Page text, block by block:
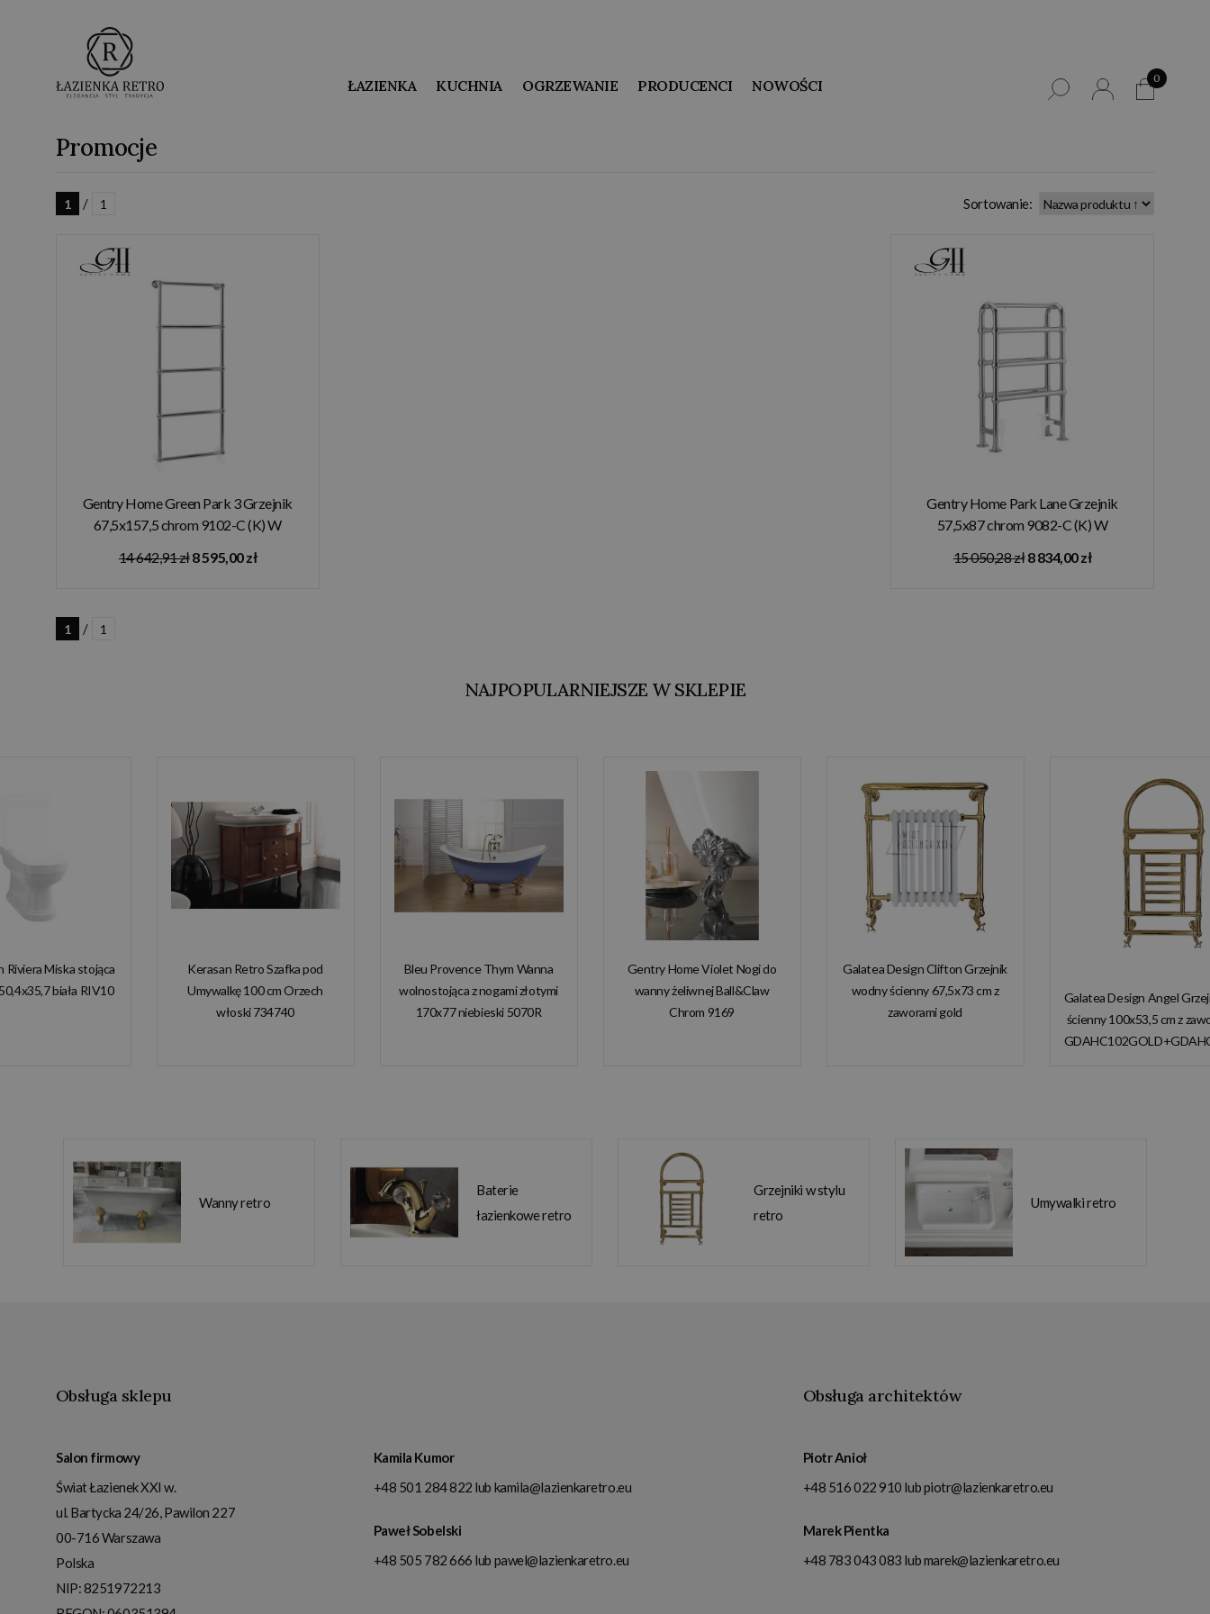
ŁAZIENKA KUCHNIA OGRZEWANIE PRODUCENCI NOWOŚCI 0
Promocje
1 / 1 Sortowanie:
Gentry Home Green Park 3 Grzejnik
67,5x157,5 chrom 9102-C (K) W
14 642,91 zł8 595,00 zł
Gentry Home Park Lane Grzejnik
57,5x87 chrom 9082-C (K) W
15 050,28 zł 8 834,00 zł
1 / 1
NAJPOPULARNIEJSZE W SKLEPIE
Riviera Miska stojąca
biała RIV10
Kerasan Retro Szafka pod
Umywalkę 100 cm Orzech
włoski 734740
Bleu Provence Thym Wanna
wolnostojąca z nogami złotymi
170x77 niebieski 5070R
Gentry Home Violet Nogi do
wanny żeliwnej Ball&Claw
Chrom 9169
Galatea Design Clifton Grzejnik
wodny ścienny 67,5x73 cm z
zaworami gold
Galatea Design Angel
ścienny 100x53,5 cm z
Wanny retro
Baterie
łazienkowe retro
Grzejniki w stylu
retro
Umywalki retro
Obsługa sklepu
Salon firmowy
Świat Łazienek XXI w.
ul. Bartycka 24/26, Pawilon 227
00-716Warszawa
Polska
NIP:8251972213
Kamila Kumor
+48 501 284 822 lub kamila@lazienkaretro.eu
Paweł Sobelski
+48 505 782 666 lub pawel@lazienkaretro.eu
Obsługa architektów
Piotr Anioł
+48 516 022 910 lubpiotr@lazienkaretro.eu
Marek Pientka
+48 783 043 083 lubmarek@lazienkaretro.eu